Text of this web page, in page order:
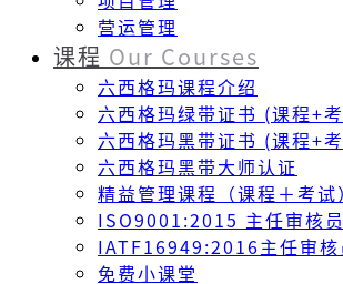
营运管理
课程 Our Courses
六西格玛课程介绍
六西格玛绿带证书 (课程+考
六西格玛黑带证书 (课程+考
六西格玛黑带大师认证
精益管理课程（课程＋考试）
ISO9001:2015 主任审核
IATF16949:2016主任审核
免费小课堂